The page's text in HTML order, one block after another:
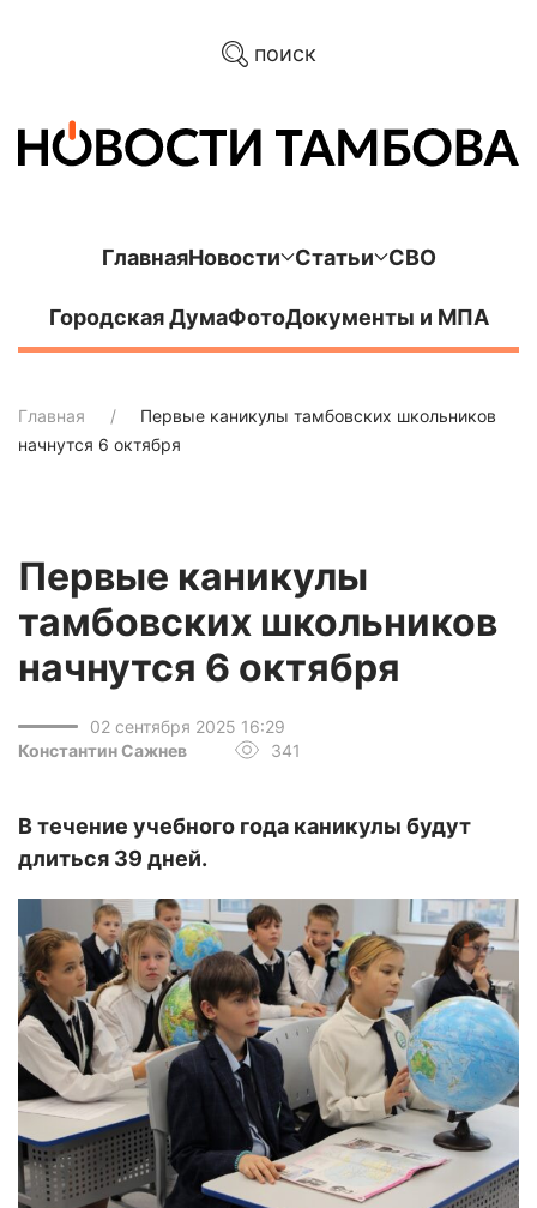
поиск
ГлавнаяНовости Статьи СВО
Городская ДумаФотоДокументы и МПА
Главная
Первые каникулы тамбовских школьников
начнутся 6 октября
Первые каникулы
тамбовских школьников
начнутся 6 октября
02 сентября 2025 16:29
Константин Сажнев
341
В течение учебного года каникулы будут
длиться 39 дней.